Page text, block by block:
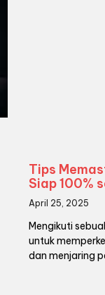
Tips
Siap 100%
April 25, 2025
Mengikuti
untuk
dan menjaring